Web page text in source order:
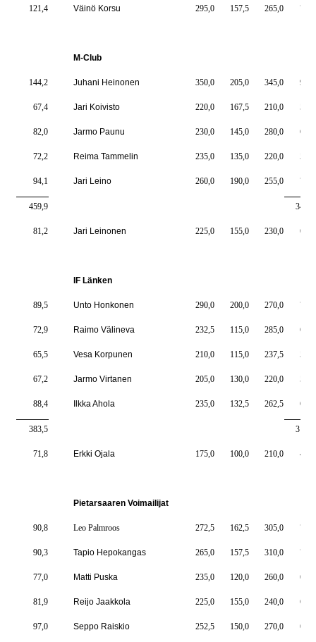
121,4 Väinö Korsu 295,0 157,5 265,0
M-Club
144,2 Juhani Heinonen 350,0 205,0 345,0
67,4 Jari Koivisto 220,0 167,5 210,0
82,0 Jarmo Paunu 230,0 145,0 280,0
72,2 Reima Tammelin 235,0 135,0 220,0
94,1 Jari Leino 260,0 190,0 255,0
459,9
81,2 Jari Leinonen 225,0 155,0 230,0
IF Länken
89,5 Unto Honkonen 290,0 200,0 270,0
72,9 Raimo Välineva 232,5 115,0 285,0
65,5 Vesa Korpunen 210,0 115,0 237,5
67,2 Jarmo Virtanen 205,0 130,0 220,0
88,4 Ilkka Ahola 235,0 132,5 262,5
383,5
71,8 Erkki Ojala 175,0 100,0 210,0
Pietarsaaren Voimailijat
90,8 Leo Palmroos 272,5 162,5 305,0
90,3 Tapio Hepokangas 265,0 157,5 310,0
77,0 Matti Puska 235,0 120,0 260,0
81,9 Reijo Jaakkola 225,0 155,0 240,0
97,0 Seppo Raiskio 252,5 150,0 270,0